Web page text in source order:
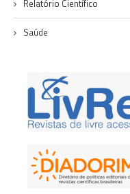
Relatório Científico
Saúde